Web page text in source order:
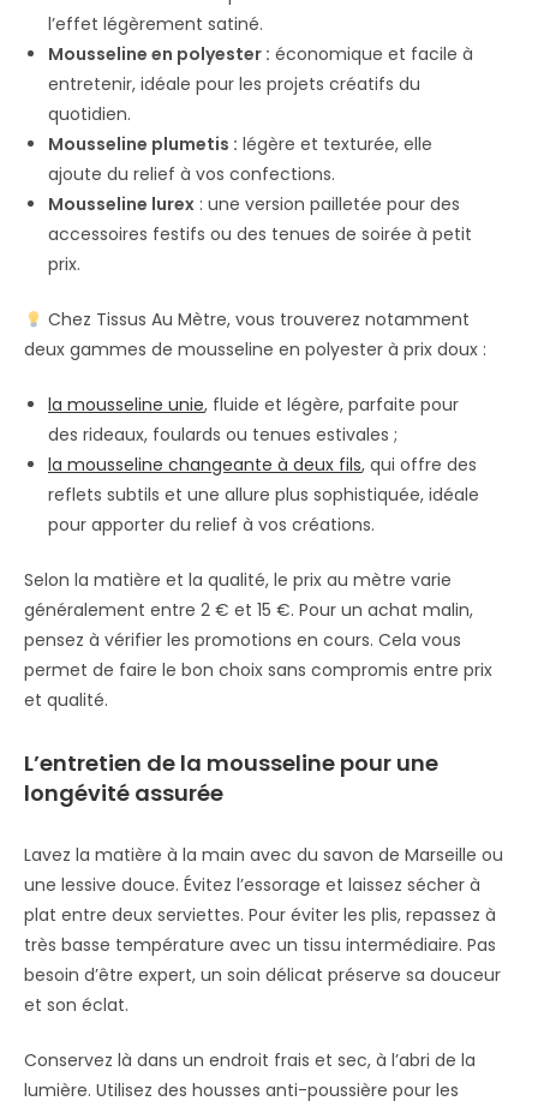
l’effet légèrement satiné.
Mousseline en polyester : économique et facile à
entretenir, idéale pour les projets créatifs du
quotidien.
Mousseline plumetis : légère et texturée, elle
ajoute du relief à vos confections.
Mousseline lurex : une version pailletée pour des
accessoires festifs ou des tenues de soirée à petit
prix.
Chez Tissus Au Mètre, vous trouverez notamment
deux gammes de mousseline en polyester à prix doux :
la mousseline unie, fluide et légère, parfaite pour
des rideaux, foulards ou tenues estivales ;
la mousseline changeante à deux fils, qui offre des
reflets subtils et une allure plus sophistiquée, idéale
pour apporter du relief à vos créations.
Selon la matière et la qualité, le prix au mètre varie
généralement entre 2 € et 15 €. Pour un achat malin,
pensez à vérifier les promotions en cours. Cela vous
permet de faire le bon choix sans compromis entre prix
et qualité.
L’entretien de la mousseline pour une
longévité assurée
Lavez la matière à la main avec du savon de Marseille ou
une lessive douce. Évitez l’essorage et laissez sécher à
plat entre deux serviettes. Pour éviter les plis, repassez à
très basse température avec un tissu intermédiaire. Pas
besoin d’être expert, un soin délicat préserve sa douceur
et son éclat.
Conservez là dans un endroit frais et sec, à l’abri de la
lumière. Utilisez des housses anti-poussière pour les